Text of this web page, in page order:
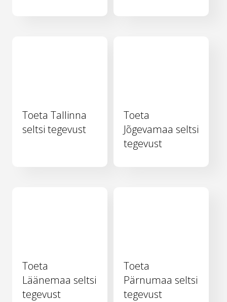
Toeta Tallinna
seltsi tegevust
Toeta
Jõgevamaa seltsi
tegevust
Toeta
Läänemaa seltsi
tegevust
Toeta
Pärnumaa seltsi
tegevust